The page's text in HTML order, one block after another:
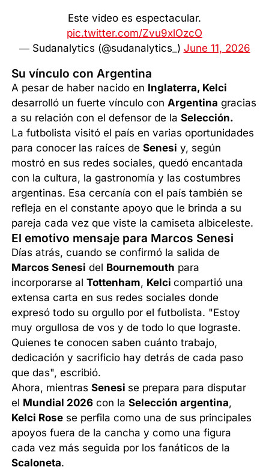
Este video es espectacular.
pic.twitter.com/Zvu9xlOzcO
— Sudanalytics (@sudanalytics_) June 11, 2026
Su vínculo con Argentina
A pesar de haber nacido en Inglaterra, Kelci
desarrolló un fuerte vínculo conArgentina gracias
a su relación con el defensor de laSelección.
La futbolista visitó el país en varias oportunidades
para conocer las raíces deSenesi y, según
mostró en sus redes sociales, quedó encantada
con la cultura, la gastronomía y las costumbres
argentinas. Esa cercanía con el país también se
refleja en el constante apoyo que le brinda a su
pareja cada vez que viste la camiseta albiceleste.
El emotivo mensaje para Marcos Senesi
Días atrás, cuando se confirmó la salida de
Marcos Senesi del Bournemouth para
incorporarse alTottenham, Kelcicompartió una
extensa carta en sus redes sociales donde
expresó todo su orgullo por el futbolista. "Estoy
muy orgullosa de vos y de todo lo que lograste.
Quienes te conocen saben cuánto trabajo,
dedicación y sacrificio hay detrás de cada paso
que das", escribió.
Ahora, mientrasSenesi se prepara para disputar
el Mundial 2026 con laSelección argentina,
Kelci Rose se perfila como una de sus principales
apoyos fuera de la cancha y como una figura
cada vez más seguida por los fanáticos de la
Scaloneta.